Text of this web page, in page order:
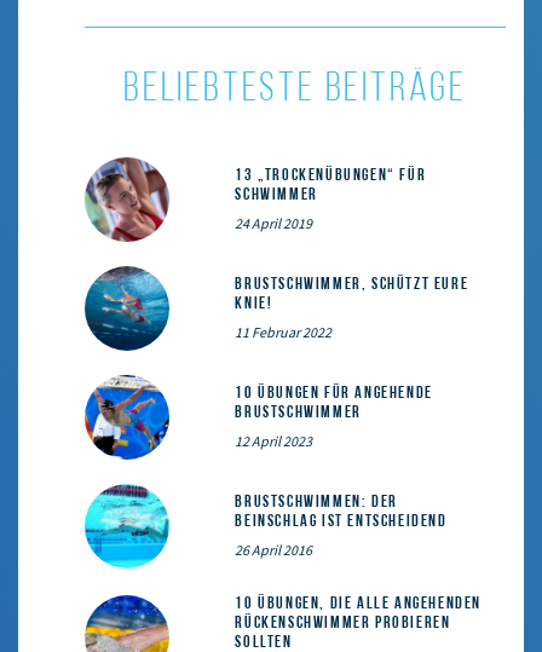
BELIEBTESTE BEITRÄGE
13 „Trockenübungen“ für
Schwimmer
24 April 2019
Brustschwimmer, schützt eure
Knie!
11 Februar 2022
10 Übungen für angehende
Brustschwimmer
12 April 2023
Brustschwimmen: Der
Beinschlag ist entscheidend
26 April 2016
10 Übungen, die alle angehenden
Rückenschwimmer probieren
sollten